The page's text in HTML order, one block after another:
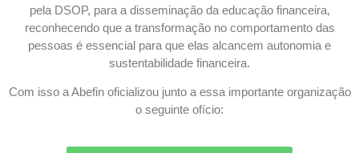
pela DSOP, para a disseminação da educação financeira,
reconhecendo que a transformação no comportamento das
pessoas é essencial para que elas alcancem autonomia e
sustentabilidade financeira.
Com isso a Abefin oficializou junto a essa importante organização
o seguinte ofício: